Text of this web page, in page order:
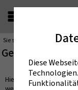
Sie sind hier: Startseite
Gebärdensprache
Hier erhalten Sie in
Diese